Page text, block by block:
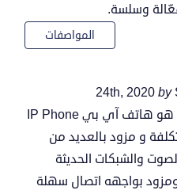
وسلسة.
المواصفات
by
هاتف زونتل الشبكي XT-08P هو هاتف آي بي IP Phone
و مزود بالعديد من
والشبكات الحديثة
بواجهه اتصال سهلة